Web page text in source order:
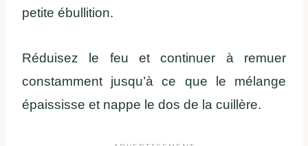
petite ébullition.
Réduisez le feu et continuer à remuer
constamment jusqu’à ce que le mélange
épaississe et nappe le dos de la cuillère.